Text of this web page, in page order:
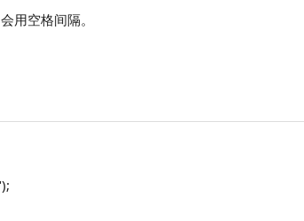
用空格间隔。